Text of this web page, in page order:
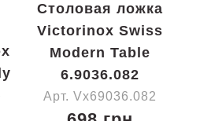
Столовая ложка
Victorinox Swiss
Modern Table
6.9036.082
Арт. Vx69036.082